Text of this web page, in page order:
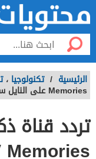
الرئيسية / تكنولوجيا ،
Memories على النايل سات وعرب سات